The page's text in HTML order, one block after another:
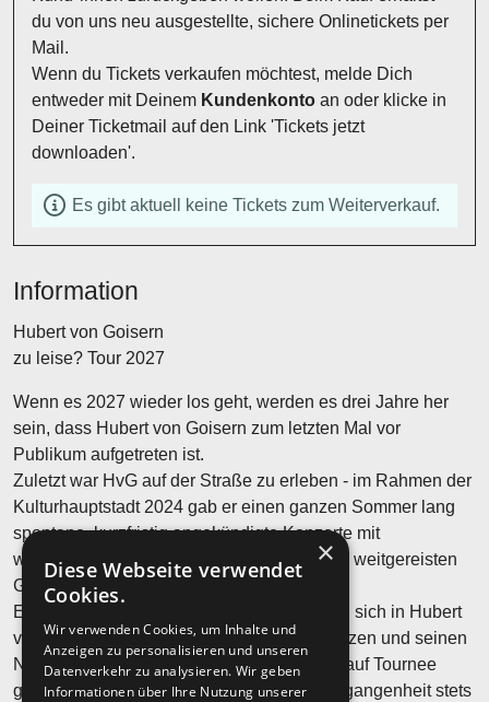
du von uns neu ausgestellte, sichere Onlinetickets per
Mail.
Wenn du Tickets verkaufen möchtest, melde Dich
entweder mit Deinem Kundenkonto an oder klicke in
Deiner Ticketmail auf den Link 'Tickets jetzt
downloaden'.
Es gibt aktuell keine Tickets zum Weiterverkauf.
Information
Hubert von Goisern
zu leise? Tour 2027
Wenn es 2027 wieder los geht, werden es drei Jahre her
sein, dass Hubert von Goisern zum letzten Mal vor
Publikum aufgetreten ist.
Zuletzt war HvG auf der Straße zu erleben - im Rahmen der
Kulturhauptstadt 2024 gab er einen ganzen Sommer lang
spontane, kurzfristig angekündigte Konzerte mit
wechselnden Besetzungen und vielen, teils weitgereisten
Gästen.
Einige dieser Unberechenbarkeiten werden sich in Hubert
von Goisern kommendem Programm fortsetzen und seinen
Niederschlag finden, wenn er 2027 wieder auf Tournee
geht. Hubert von Goisern wusste in der Vergangenheit stets
×
Diese Webseite verwendet
Cookies.
Wir verwenden Cookies, um Inhalte und
Anzeigen zu personalisieren und unseren
Datenverkehr zu analysieren. Wir geben
Informationen über Ihre Nutzung unserer